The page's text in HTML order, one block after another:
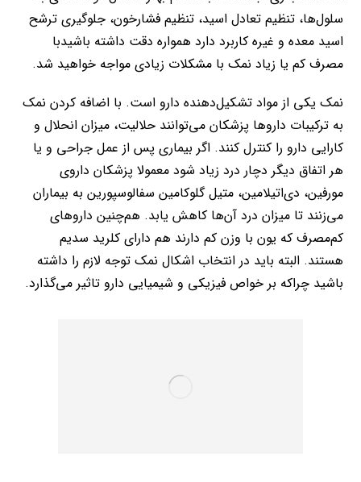
سلول‌ها، تنظیم تعادل اسید، تنظیم فشارخون، جلوگیری ترشح
اسید معده و غیره کاربرد دارد همواره دقت داشته باشیدبا
مصرف کم یا زیاد نمک با مشکلات زیادی مواجه خواهید شد.
نمک یکی از مواد تشکیل‌دهنده دارو است. با اضافه کردن نمک
به ترکیبات داروها پزشکان می‌توانند حلالیت، میزان انحلال و
کارایی دارو را کنترل کنند. اگر بیماری پس از عمل جراحی و یا
هر اتفاق دیگر دچار درد زیاد شود معمولا پزشکان داروی
مورفین، دی‌اتیلامین، متیل گلوکامین سفالوسپورین به بیماران
می‌زنند تا میزان درد آن‌ها کاهش یابد. هم‌چنین داروهای
کم‌مصرف که یون با وزن کم دارند هم دارای کلرید سدیم
هستند. البته باید در انتخاب اشکال نمک توجه لازم را داشته
باشید چراکه بر خواص فیزیکی و شیمیایی دارو تاثیر می‌گذارد.